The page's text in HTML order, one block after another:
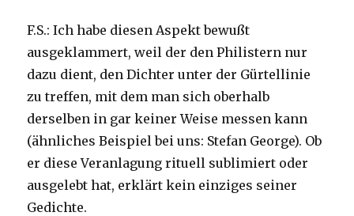
F.S.: Ich habe diesen Aspekt bewußt
ausgeklammert, weil der den Philistern nur
dazu dient, den Dichter unter der Gürtellinie
zu treffen, mit dem man sich oberhalb
derselben in gar keiner Weise messen kann
(ähnliches Beispiel bei uns: Stefan George). Ob
er diese Veranlagung rituell sublimiert oder
ausgelebt hat, erklärt kein einziges seiner
Gedichte.